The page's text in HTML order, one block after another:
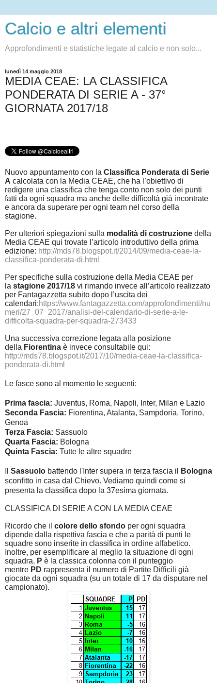
Calcio e altri elementi
Approfondimenti e statistiche legate al calcio e non solo...
lunedì 14 maggio 2018
MEDIA CEAE: LA CLASSIFICA
PONDERATA DI SERIE A - 37°
GIORNATA 2017/18
Nuovo appuntamento con la Classifica Ponderata di Serie
A calcolata con la Media CEAE, che ha l’obiettivo di
redigere una classifica che tenga conto non solo dei punti
fatti da ogni squadra ma anche delle difficoltà già incontrate
e ancora da superare per ogni team nel corso della
stagione.
Per ulteriori spiegazioni sulla modalità di costruzione della
Media CEAE qui trovate l’articolo introduttivo della prima
edizione: http://mds78.blogspot.it/2014/09/media-ceae-la-
classifica-ponderata-di.html
Per specifiche sulla costruzione della Media CEAE per
la stagione 2017/18 vi rimando invece all’articolo realizzato
per Fantagazzetta subito dopo l’uscita dei
calendari:https://www.fantagazzetta.com/approfondimenti/nu
meri/27_07_2017/analisi-del-calendario-di-serie-a-le-
difficolta-squadra-per-squadra-273433
Una successiva correzione legata alla posizione
della Fiorentina è invece consultabile qui:
http://mds78.blogspot.it/2017/10/media-ceae-la-classifica-
ponderata-di.html
Le fasce sono al momento le seguenti:
Prima fascia: Juventus, Roma, Napoli, Inter, Milan e Lazio
Seconda Fascia: Fiorentina, Atalanta, Sampdoria, Torino,
Genoa
Terza Fascia: Sassuolo
Quarta Fascia: Bologna
Quinta Fascia: Tutte le altre squadre
Sassuolo battendo l'Inter supera in terza fascia il
Bologna
sconfitto in casa dal Chievo. Vediamo quindi come si
presenta la classifica dopo la 37esima giornata.
CLASSIFICA DI SERIE A CON LA MEDIA CEAE
Ricordo che il colore dello sfondo per ogni squadra
dipende dalla rispettiva fascia e che a parità di punti le
squadre sono inserite in classifica in ordine alfabetico.
Inoltre, per esemplificare al meglio la situazione di ogni
squadra, P è la classica colonna con il punteggio
mentre PD rappresenta il numero di Partite Difficili già
giocate da ogni squadra (su un totale di 17 da disputare nel
campionato).